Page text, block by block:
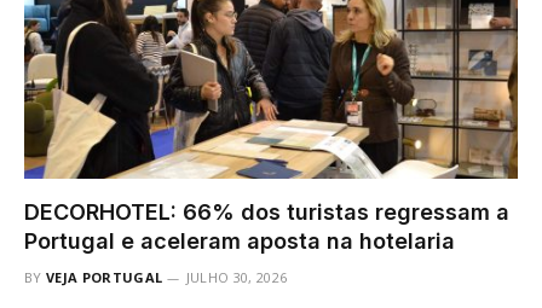
DECORHOTEL: 66% dos turistas regressam a
Portugal e aceleram aposta na hotelaria
BY VEJA PORTUGAL JULHO 30, 2026